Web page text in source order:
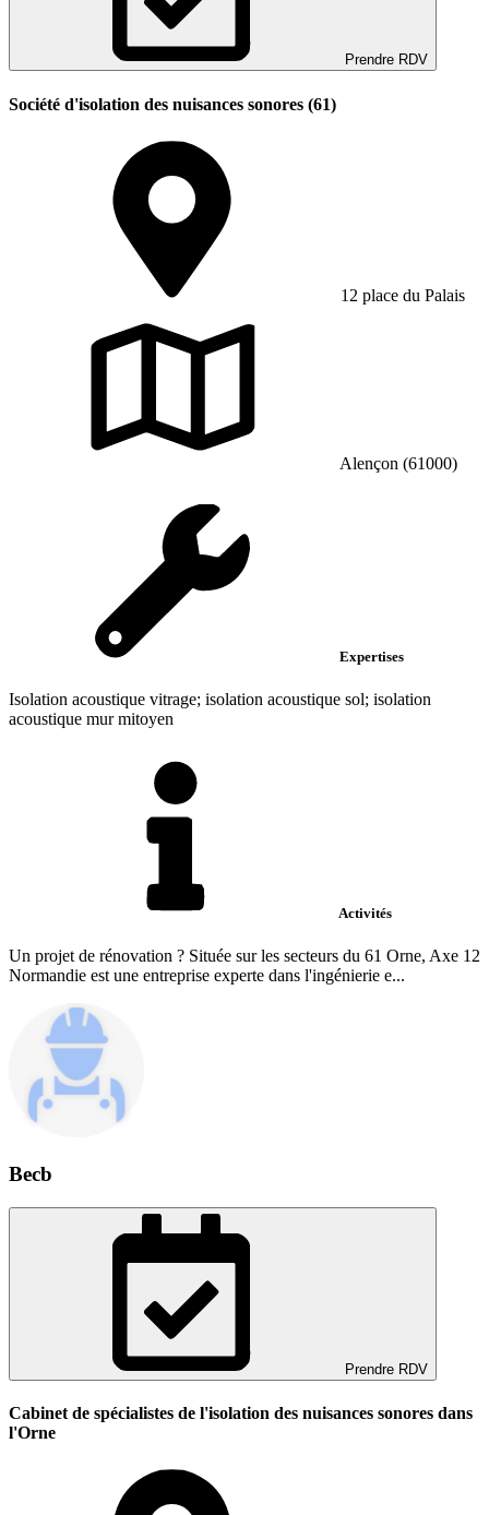
Prendre RDV
Société d'isolation des nuisances sonores (61)
12 place du Palais
Alençon (61000)
Expertises
Isolation acoustique vitrage; isolation acoustique sol; isolation
acoustique mur mitoyen
Activités
Un projet de rénovation ? Située sur les secteurs du 61 Orne, Axe 12
Normandie est une entreprise experte dans l'ingénierie e...
Becb
Prendre RDV
Cabinet de spécialistes de l'isolation des nuisances sonores dans
l'Orne